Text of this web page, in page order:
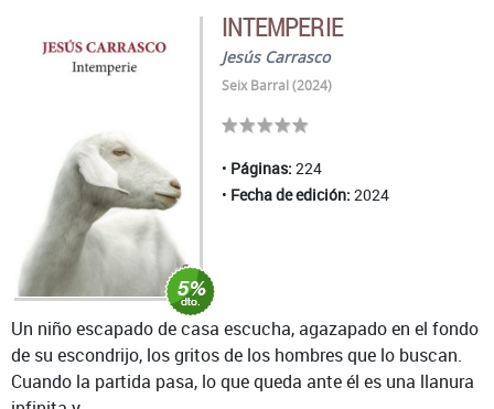
INTEMPERIE
Jesús Carrasco
Seix Barral (2024)
Páginas: 224
Fecha de edición: 2024
Un niño escapado de casa escucha, agazapado en el fondo
de su escondrijo, los gritos de los hombres que lo buscan.
Cuando la partida pasa, lo que queda ante él es una llanura